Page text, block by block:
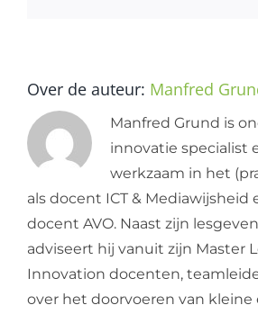
Over de auteur: Manfred
Manfred Grund is
innovatie specialist
werkzaam in het
als docent ICT & Mediawijsheid
docent AVO. Naast zijn
adviseert hij vanuit zijn Master
Innovation docenten,
over het doorvoeren van kleine